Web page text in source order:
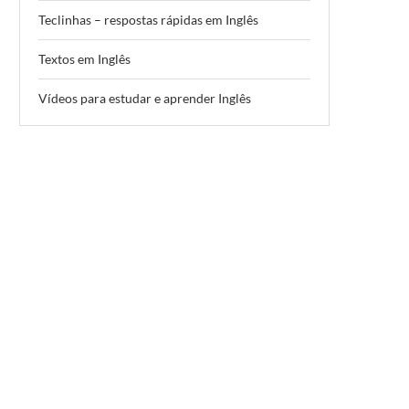
Teclinhas – respostas rápidas em Inglês
Textos em Inglês
Vídeos para estudar e aprender Inglês